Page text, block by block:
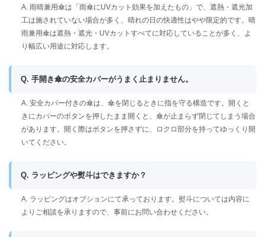
A. 雨晴兼用傘は「雨傘にUVカット効果を加えたもの」で、遮熱・遮光加
工は施されていない場合が多く、晴れの日の快適性はやや限定的です。晴
雨兼用傘は遮熱・遮光・UVカットすべてに対応していることが多く、よ
り幅広い用途に対応します。
Q. 手開き傘の安全カバーがうまく止まりません。
A. 安全カバー付きの傘は、傘を閉じるときに指を守る構造です。開くと
きにカバーのボタンを押したまま開くと、傘が止まらず閉じてしまう場合
があります。開く際はボタンを押さずに、ロクロ部分を持ってゆっくり開
いてください。
Q. ラッピングや熨斗はできますか？
A. ラッピングはオプションにて承っております。熨斗については内容に
よりご相談を承りますので、事前にお問い合わせください。